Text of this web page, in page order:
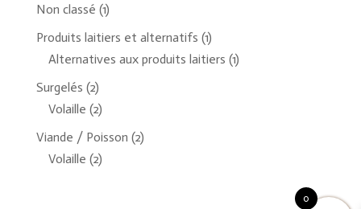
Non classé (1)
Produits laitiers et alternatifs (1)
Alternatives aux produits laitiers (1)
Surgelés (2)
Volaille (2)
Viande / Poisson (2)
Volaille (2)
0